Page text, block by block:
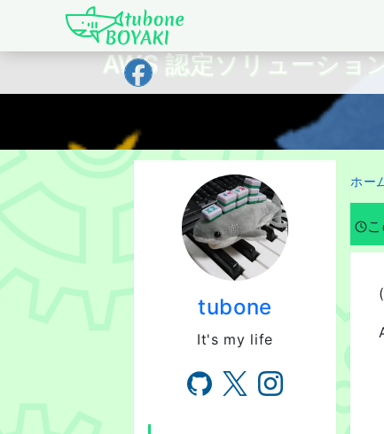
Japanese IT Developer's Blog tubone
AWS 認定ソリューショ
tubone
It's my life
ホー